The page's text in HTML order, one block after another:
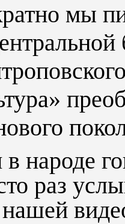
мы
народе
раз